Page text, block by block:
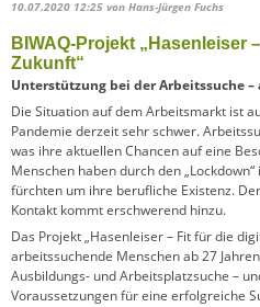
10.07.2020 12:25 von Hans-Jürgen Fuchs
BIWAQ-Projekt „Hasenleiser
Zukunft“
Unterstützung bei der Arbeitssuche –
Die Situation auf dem Arbeitsmarkt ist
Pandemie derzeit sehr schwer.
was ihre aktuellen Chancen auf eine
Menschen haben durch den
fürchten um ihre berufliche Existenz.
Kontakt kommt erschwerend hinzu.
Das Projekt „Hasenleiser – Fit für die
arbeitssuchende Menschen ab 27
Ausbildungs- und Arbeitsplatzsuche –
Voraussetzungen für eine erfolgreiche